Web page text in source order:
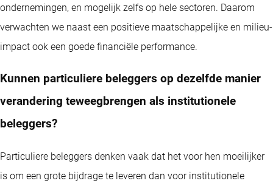
ondernemingen, en mogelijk zelfs op hele sectoren. Daarom
verwachten we naast een positieve maatschappelijke en milieu-
impact ook een goede financiële performance.
Kunnen particuliere beleggers op dezelfde manier
verandering teweegbrengen als institutionele
beleggers?
Particuliere beleggers denken vaak dat het voor hen moeilijker
is om een grote bijdrage te leveren dan voor institutionele